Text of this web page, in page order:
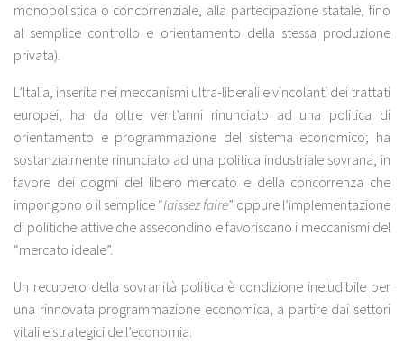
monopolistica o concorrenziale, alla partecipazione statale, fino
al semplice controllo e orientamento della stessa produzione
privata).
L’Italia, inserita nei meccanismi ultra-liberali e vincolanti dei trattati
europei, ha da oltre vent’anni rinunciato ad una politica di
orientamento e programmazione del sistema economico; ha
sostanzialmente rinunciato ad una politica industriale sovrana, in
favore dei dogmi del libero mercato e della concorrenza che
impongono o il semplice “laissez faire” oppure l’implementazione
di politiche attive che assecondino e favoriscano i meccanismi del
“mercato ideale”.
Un recupero della sovranità politica è condizione ineludibile per
una rinnovata programmazione economica, a partire dai settori
vitali e strategici dell’economia.